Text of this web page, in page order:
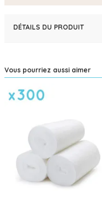
DÉTAILS DU PRODUIT
Vous pourriez aussi aimer